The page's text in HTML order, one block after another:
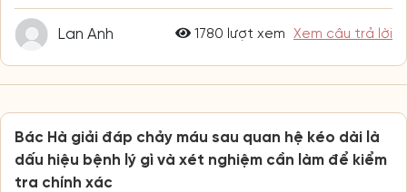
Lan Anh 1780 lượt xem Xem câu trả lời
Bác Hà giải đáp chảy máu sau quan hệ kéo dài là
dấu hiệu bệnh lý gì và xét nghiệm cần làm để kiểm
tra chính xác